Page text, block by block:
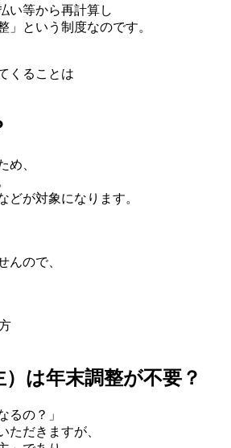
い等から再計算し
」という制度なのです。
くることは
め、
どが対象になります。
んので、
は年末調整が不要？
るの？」
ただきますが、